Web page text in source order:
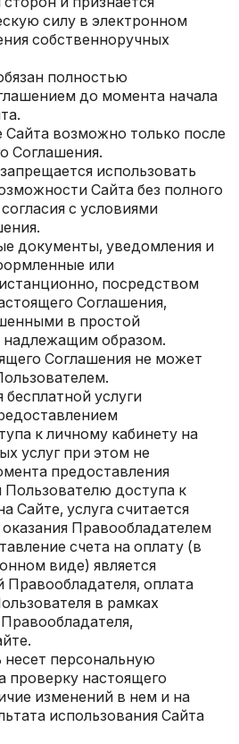
силу в электронном
собственноручных
полностью
до момента начала
Сайта возможно только после
Соглашения.
использовать
Сайта без полного
с условиями
документы, уведомления и
или
посредством
Соглашения,
в простой
образом.
Соглашения не может
бесплатной услуги
к личному кабинету на
услуг при этом не
предоставления
доступа к
Сайте, услуга считается
Правообладателем
счета на оплату (в
виде) является
Правообладателя, оплата
в рамках
несет персональную
проверку настоящего
изменений в нем и на
использования Сайта